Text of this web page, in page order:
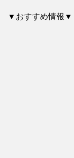
▼おすすめ情報▼